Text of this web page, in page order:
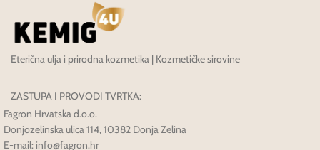
Eterična ulja i prirodna kozmetika | Kozmetičke sirovine
ZASTUPA I PROVODI TVRTKA:
Fagron Hrvatska d.o.o.
Donjozelinska ulica 114, 10382 Donja Zelina
E-mail: info@fagron.hr